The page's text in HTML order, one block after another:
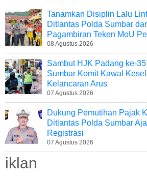
Tanamkan Disiplin Lalu
Ditlantas Polda Sumbar
Pagambiran Teken MoU
08 Agustus 2026
Sambut HJK Padang ke-
Sumbar Komit Kawal
Kelancaran Arus
07 Agustus 2026
Dukung Pemutihan Pajak
Ditlantas Polda Sumbar
Registrasi
07 Agustus 2026
iklan